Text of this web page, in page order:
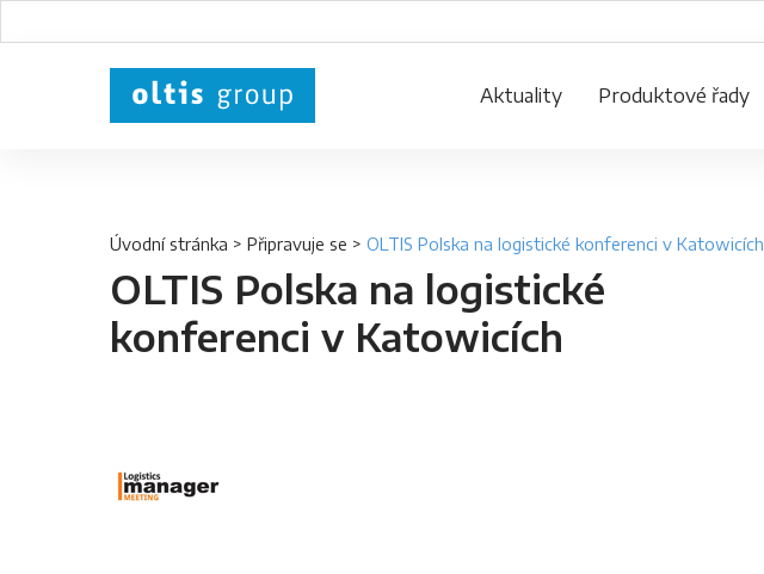
Aktuality Produktové řady
Úvodní stránka > Připravuje se > OLTIS Polska na logistické konferenci v Katowicích
OLTIS Polska na logistické
konferenci v Katowicích